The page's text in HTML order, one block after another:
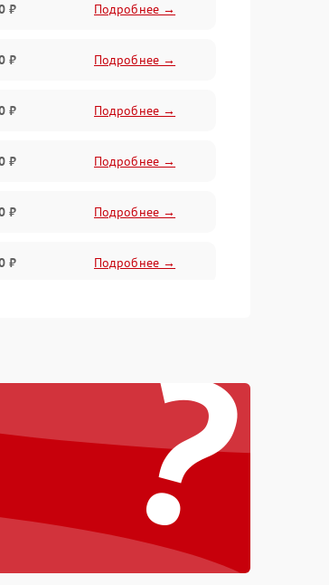
₽ Подробнее →
₽ Подробнее →
₽ Подробнее →
₽ Подробнее →
₽ Подробнее →
₽ Подробнее →
?